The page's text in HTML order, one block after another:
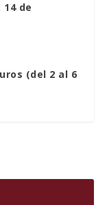
de
(del 2 al 6